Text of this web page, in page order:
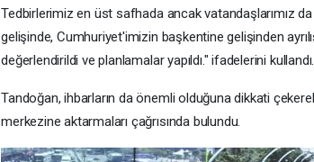
Tedbirlerimiz en üst safhada ancak vatandaşlarımız
gelişinde, Cumhuriyet'imizin başkentine gelişinden
değerlendirildi ve planlamalar yapıldı." ifadelerini kullandı.
Tandoğan, ihbarların da önemli olduğuna dikkati
merkezine aktarmaları çağrısında bulundu.